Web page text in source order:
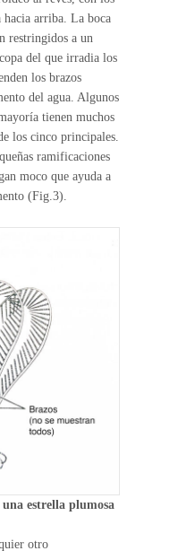
hacia arriba. La boca
restringidos a un
del que irradia los
los brazos
del agua. Algunos
tienen muchos
los cinco principales.
ramificaciones
moco que ayuda a
(Fig.3).
estrella plumosa
otro